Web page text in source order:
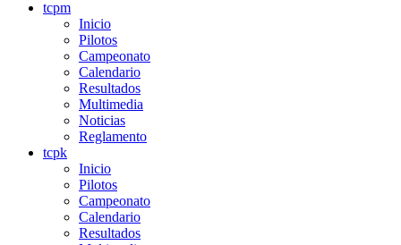
tcpm
Inicio
Pilotos
Campeonato
Calendario
Resultados
Multimedia
Noticias
Reglamento
tcpk
Inicio
Pilotos
Campeonato
Calendario
Resultados